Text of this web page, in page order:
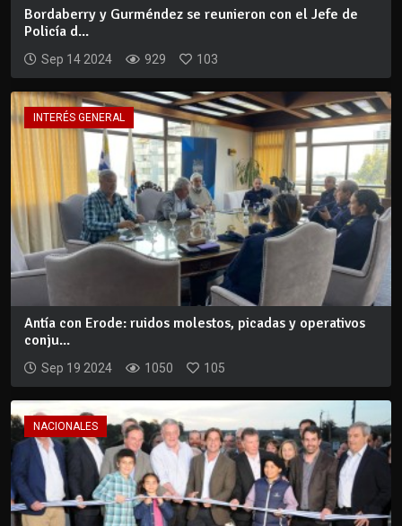
Bordaberry y Gurméndez se reunieron con el Jefe de
Policía d...
Sep 14 2024 929 103
INTERÉS GENERAL
Antía con Erode: ruidos molestos, picadas y operativos
conju...
Sep 19 2024 1050 105
NACIONALES